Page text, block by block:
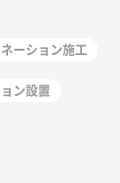
ーション施工
ン設置